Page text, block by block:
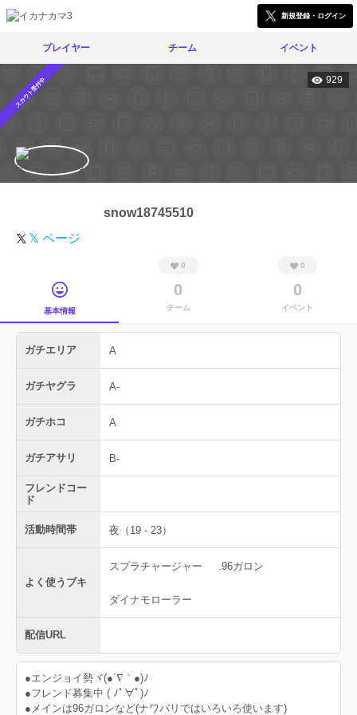
新規登録・ログイン
プレイヤー チーム イベント
スカウト受付中 929
snow18745510
𝕏 ページ
基本情報
0
0
チーム
0
0
イベント
ガチエリア A
ガチヤグラ A-
ガチホコ A
ガチアサリ B-
フレンドコー
ド
活動時間帯 夜（19 - 23）
よく使うブキ
スプラチャージャー .96ガロン
ダイナモローラー
配信URL
●エンジョイ勢ヾ(●´∇｀●)ﾉ
●フレンド募集中 ( ﾉﾟ∀ﾟ)ﾉ
●メインは96ガロンなど(ナワバリではいろいろ使います)